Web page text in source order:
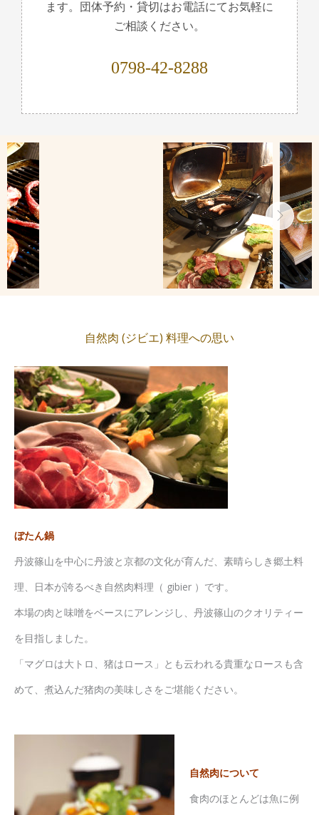
ます。団体予約・貸切はお電話にてお気軽に
ご相談ください。
0798-42-8288
自然肉 (ジビエ) 料理への思い
ぼたん鍋
丹波篠山を中心に丹波と京都の文化が育んだ、素晴らしき郷土料
理、日本が誇るべき自然肉料理（ gibier ）です。
本場の肉と味噌をベースにアレンジし、丹波篠山のクオリティー
を目指しました。
「マグロは大トロ、猪はロース」とも云われる貴重なロースも含
めて、煮込んだ猪肉の美味しさをご堪能ください。
自然肉について
食肉のほとんどは魚に例